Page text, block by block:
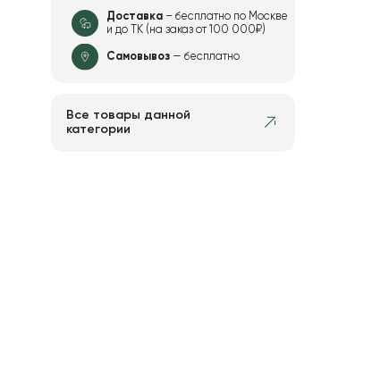
Доставка– бесплатно по Москве
и до ТК (на заказ от 100 000₽)
Самовывоз— бесплатно
Все товары данной
категории